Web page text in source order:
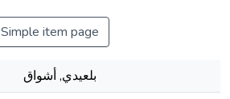
Simple item page
بلعيدي, أشواق